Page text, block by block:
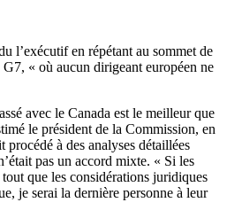
l’exécutif en répétant au sommet de
« où aucun dirigeant européen ne
avec le Canada est le meilleur que
le président de la Commission, en
à des analyses détaillées
pas un accord mixte. « Si les
que les considérations juridiques
je serai la dernière personne à leur